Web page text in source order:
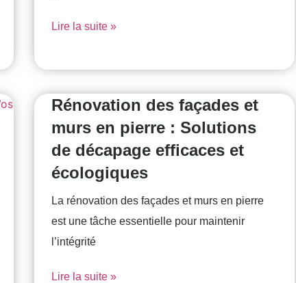
Lire la suite »
Rénovation des façades et
murs en pierre : Solutions
de décapage efficaces et
écologiques
La rénovation des façades et murs en pierre
est une tâche essentielle pour maintenir
l’intégrité
Lire la suite »